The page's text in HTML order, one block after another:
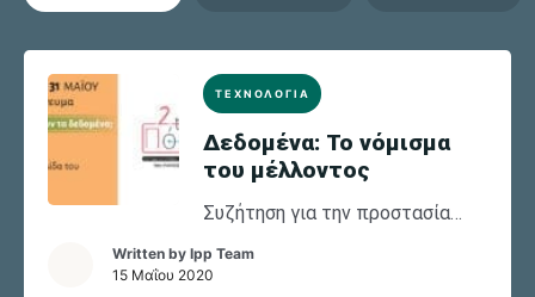
ΤΕΧΝΟΛΟΓΙΑ
Δεδομένα: Το νόμισμα
του μέλλοντος
Συζήτηση για την προστασία
οργάνωσε το Ινστιτούτο του
Written by Ipp Team
15 Μαΐου 2020